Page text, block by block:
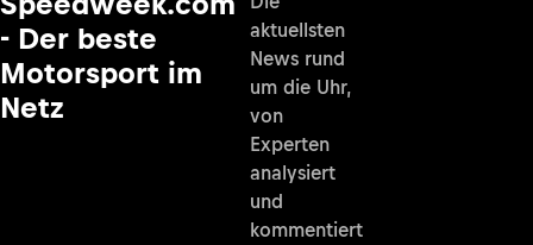
- Der beste
Motorsport im
Netz
aktuellsten
News rund
um die Uhr,
von
Experten
analysiert
und
kommentiert